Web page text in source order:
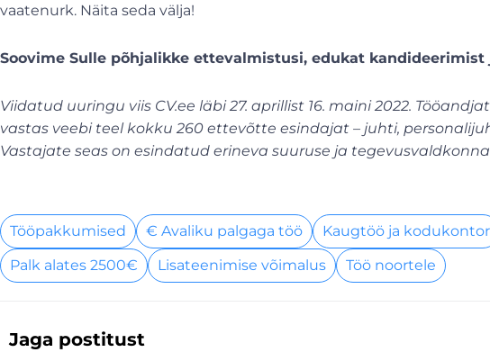
vaatenurk. Näita seda välja!
Soovime Sulle põhjalikke ettevalmistusi, edukat
Viidatud uuringu viis CV.ee läbi 27. aprillist 16. maini 2022.
vastas veebi teel kokku 260 ettevõtte esindajat – juhti,
Vastajate seas on esindatud erineva suuruse ja
Tööpakkumised € Avaliku palgaga töö
Kaugtöö ja kodukontor
Palk alates 2500€
Lisateenimise võimalus Töö noortele
Jaga postitust